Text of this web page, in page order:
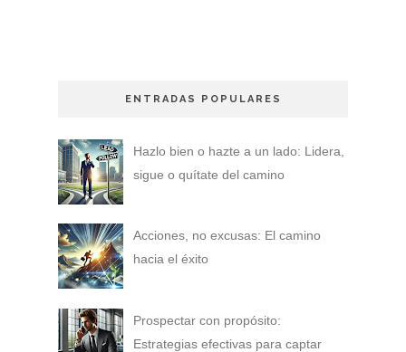
ENTRADAS POPULARES
Hazlo bien o hazte a un lado: Lidera,
sigue o quítate del camino
Acciones, no excusas: El camino
hacia el éxito
Prospectar con propósito:
Estrategias efectivas para captar